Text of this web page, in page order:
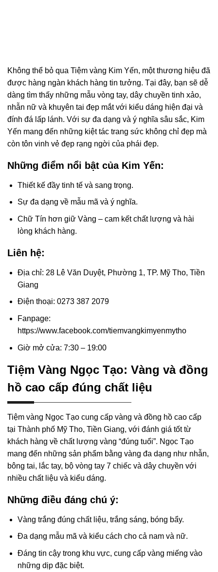
Không thể bỏ qua Tiệm vàng Kim Yến, một thương hiệu đã
được hàng ngàn khách hàng tin tưởng. Tại đây, bạn sẽ dễ
dàng tìm thấy những mẫu vòng tay, dây chuyền tinh xảo,
nhẫn nữ và khuyên tai đẹp mắt với kiểu dáng hiện đại và
đính đá lấp lánh. Với sự đa dạng và ý nghĩa sâu sắc, Kim
Yến mang đến những kiệt tác trang sức không chỉ đẹp mà
còn tôn vinh vẻ đẹp rạng ngời của phái đẹp.
Những điểm nổi bật của Kim Yến:
Thiết kế đầy tinh tế và sang trọng.
Sự đa dạng về mẫu mã và ý nghĩa.
Chữ Tín hơn giữ Vàng – cam kết chất lượng và hài
lòng khách hàng.
Liên hệ:
Địa chỉ: 28 Lê Văn Duyệt, Phường 1, TP. Mỹ Tho, Tiền
Giang
Điện thoại: 0273 387 2079
Fanpage:
https://www.facebook.com/tiemvangkimyenmytho
Giờ mở cửa: 7:30 – 19:00
Tiệm Vàng Ngọc Tạo: Vàng và đồng
hồ cao cấp đúng chất liệu
Tiệm vàng Ngọc Tạo cung cấp vàng và đồng hồ cao cấp
tại Thành phố Mỹ Tho, Tiền Giang, với đánh giá tốt từ
khách hàng về chất lượng vàng “đúng tuổi”. Ngọc Tạo
mang đến những sản phẩm bằng vàng đa dạng như nhẫn,
bông tai, lắc tay, bộ vòng tay 7 chiếc và dây chuyền với
nhiều chất liệu và kiểu dáng.
Những điều đáng chú ý:
Vàng trắng đúng chất liệu, trắng sáng, bóng bẩy.
Đa dạng mẫu mã và kiểu cách cho cả nam và nữ.
Đáng tin cậy trong khu vực, cung cấp vàng miếng vào
những dịp đặc biệt.